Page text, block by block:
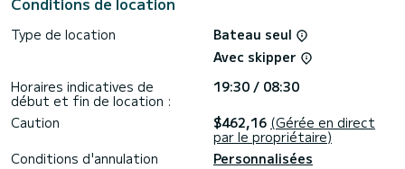
directement par SamBoat. Vous obtiendrez les meilleurs
Type de location
Bateau seul
Avec skipper
Horaires indicatives de
début et fin de location :
19:30 / 08:30
Caution
$462,16 (Gérée en direct
par le propriétaire)
Conditions d'annulation
Personnalisées